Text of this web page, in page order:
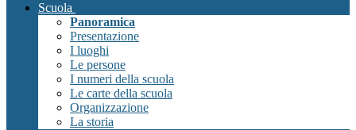
Scuola
Panoramica
Presentazione
I luoghi
Le persone
I numeri della scuola
Le carte della scuola
Organizzazione
La storia